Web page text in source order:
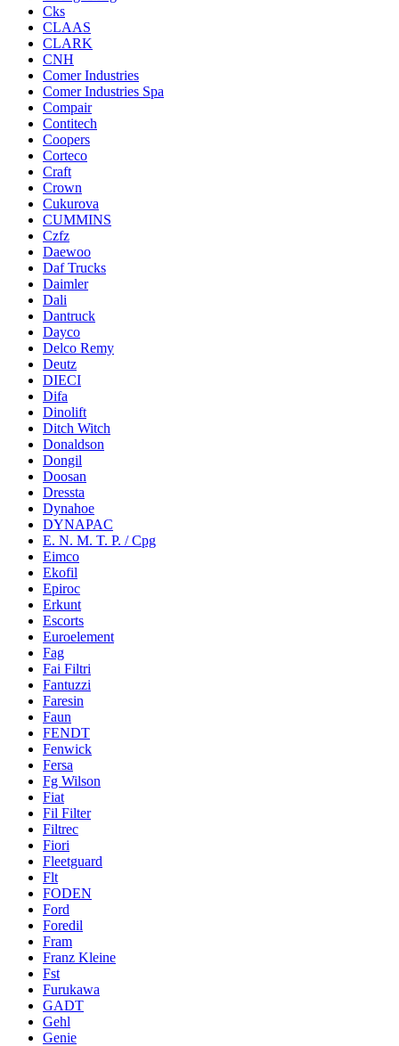
Cks
CLAAS
CLARK
CNH
Comer Industries
Comer Industries Spa
Compair
Contitech
Coopers
Corteco
Craft
Crown
Cukurova
CUMMINS
Czfz
Daewoo
Daf Trucks
Daimler
Dali
Dantruck
Dayco
Delco Remy
Deutz
DIECI
Difa
Dinolift
Ditch Witch
Donaldson
Dongil
Doosan
Dressta
Dynahoe
DYNAPAC
E. N. M. T. P. / Cpg
Eimco
Ekofil
Epiroc
Erkunt
Escorts
Euroelement
Fag
Fai Filtri
Fantuzzi
Faresin
Faun
FENDT
Fenwick
Fersa
Fg Wilson
Fiat
Fil Filter
Filtrec
Fiori
Fleetguard
Flt
FODEN
Ford
Foredil
Fram
Franz Kleine
Fst
Furukawa
GADT
Gehl
Genie